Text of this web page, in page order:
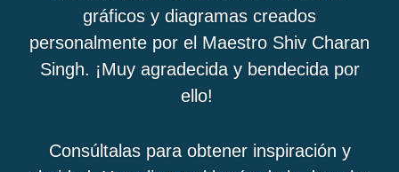
gráficos y diagramas creados
personalmente por el Maestro Shiv Charan
Singh. ¡Muy agradecida y bendecida por
ello!
Consúltalas para obtener inspiración y